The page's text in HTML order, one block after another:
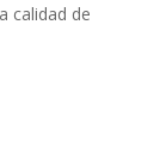
calidad de